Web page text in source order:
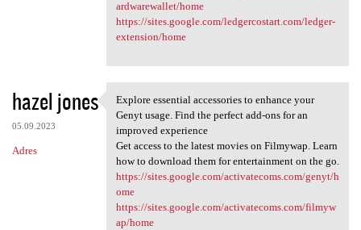
ardwarewallet/home
https://sites.google.com/ledgercostart.com/ledger-
extension/home
hazel jones
05.09.2023
Adres
Explore essential accessories
Explore essential accessories to enhance your
Genyt usage. Find the perfect add-ons for an
improved experience
Get access to the latest movies on Filmywap. Learn
how to download them for entertainment on the go.
https://sites.google.com/activatecoms.com/genyt/h
ome
https://sites.google.com/activatecoms.com/filmyw
ap/home